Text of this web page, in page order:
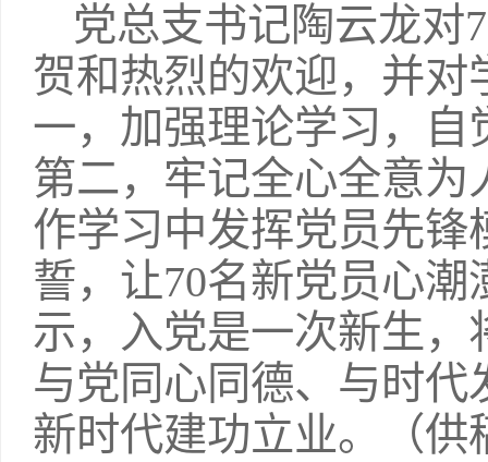
党总支书记陶云龙对
贺和热烈的欢迎，并
一，加强理论学习，
第二，牢记全心全意
作学习中发挥党员先
誓，让70名新党员心
示，入党是一次新生
与党同心同德、与时
新时代建功立业。（